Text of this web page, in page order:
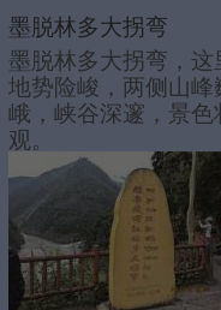
墨脱林多大拐弯
墨脱林多大拐弯，这
地势险峻，两侧山峰
峨，峡谷深邃，景色
观。